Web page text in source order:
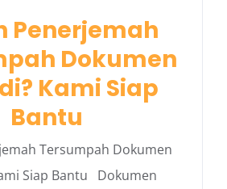
Penerjemah
Dokumen
Kami Siap
Bantu
Tersumpah Dokumen
Siap Bantu Dokumen